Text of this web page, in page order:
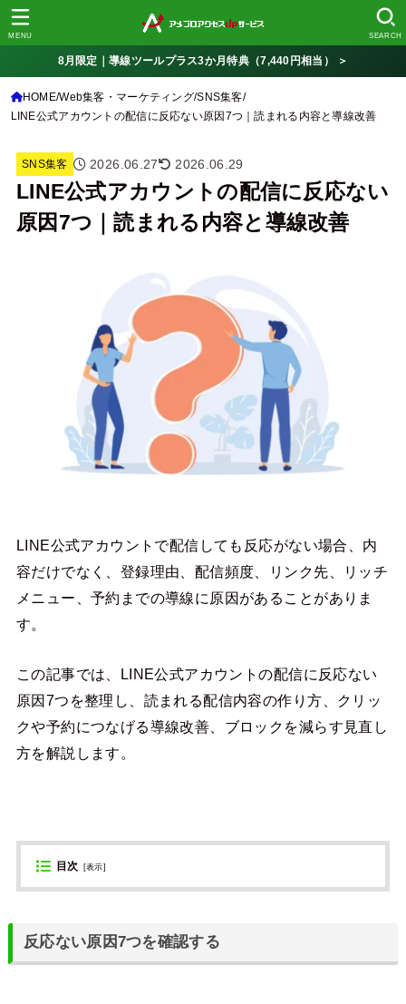
SEARCH
MENU
8月限定｜導線ツールプラス3か月特典（7,440円相当） ＞
HOME Web集客・マーケティング SNS集客
LINE公式アカウントの配信に反応ない原因7つ｜読まれる内容と導線改善
SNS集客 2026.06.27 2026.06.29
LINE公式アカウントの配信に反応ない
原因7つ｜読まれる内容と導線改善
LINE公式アカウントで配信しても反応がない場合、内
容だけでなく、登録理由、配信頻度、リンク先、リッチ
メニュー、予約までの導線に原因があることがありま
す。
この記事では、LINE公式アカウントの配信に反応ない
原因7つを整理し、読まれる配信内容の作り方、クリッ
クや予約につなげる導線改善、ブロックを減らす見直し
方を解説します。
目次 [表示]
反応ない原因7つを確認する